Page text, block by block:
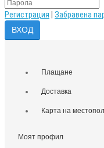
Регистрация Забравена
Плащане
Доставка
Карта на
Моят профил